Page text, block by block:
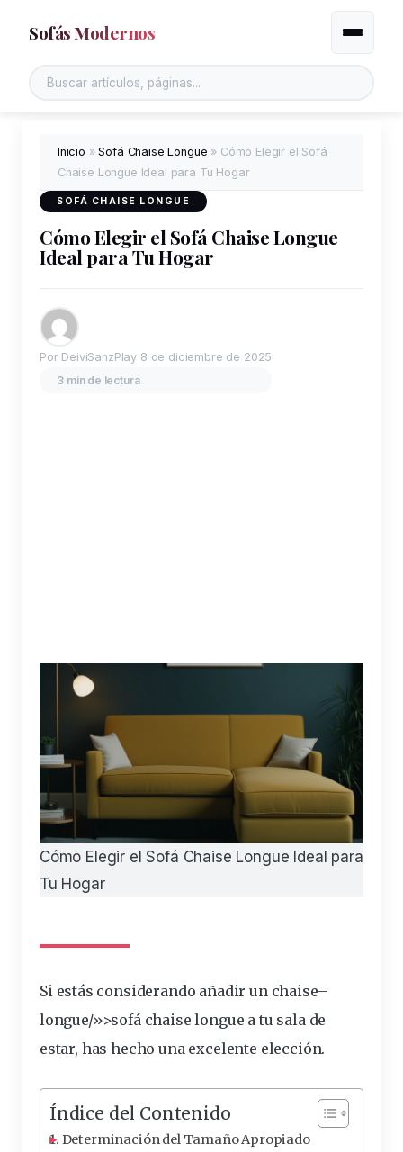
Sofás Modernos Alternar
Inicio »Sofá Chaise Longue » Cómo Elegir el Sofá
Chaise Longue Ideal para Tu Hogar
SOFÁ CHAISE LONGUE
Cómo Elegir el Sofá Chaise Longue
Ideal para Tu Hogar
Por DeiviSanzPlay 8 de diciembre de 2025
3 min de lectura
Cómo Elegir el Sofá Chaise Longue Ideal para
Tu Hogar
Si estás considerando añadir un chaise–
longue/»>sofá chaise longue a tu salade
estar, has hecho una excelente elección.
Índice del Contenido
Determinación del Tamaño Apropiado